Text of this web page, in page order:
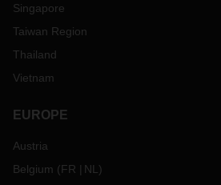
Singapore
Taiwan Region
Thailand
Vietnam
EUROPE
Austria
Belgium (FR NL )